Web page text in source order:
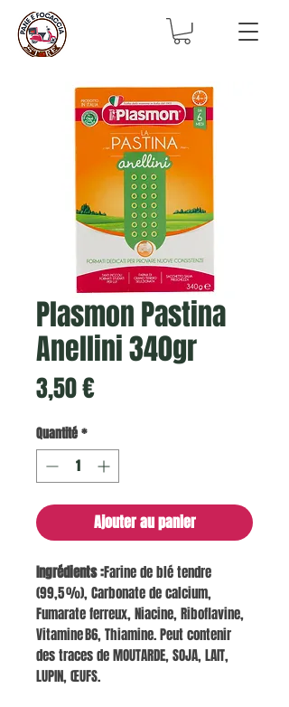
Plasmon Pastina
Anellini 340gr
3,50 €Prix
Quantité*
Ajouter au panier
Ingrédients :Farine de blé tendre
(99,5 %), Carbonate de calcium,
Fumarate ferreux, Niacine, Riboflavine,
Vitamine B6, Thiamine. Peut contenir
des traces de MOUTARDE, SOJA, LAIT,
LUPIN, ŒUFS.